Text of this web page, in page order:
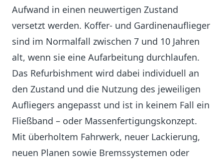
Aufwand in einen neuwertigen Zustand
versetzt werden. Koffer- und Gardinenauflieger
sind im Normalfall zwischen 7 und 10 Jahren
alt, wenn sie eine Aufarbeitung durchlaufen.
Das Refurbishment wird dabei individuell an
den Zustand und die Nutzung des jeweiligen
Aufliegers angepasst und ist in keinem Fall ein
Fließband – oder Massenfertigungskonzept.
Mit überholtem Fahrwerk, neuer Lackierung,
neuen Planen sowie Bremssystemen oder